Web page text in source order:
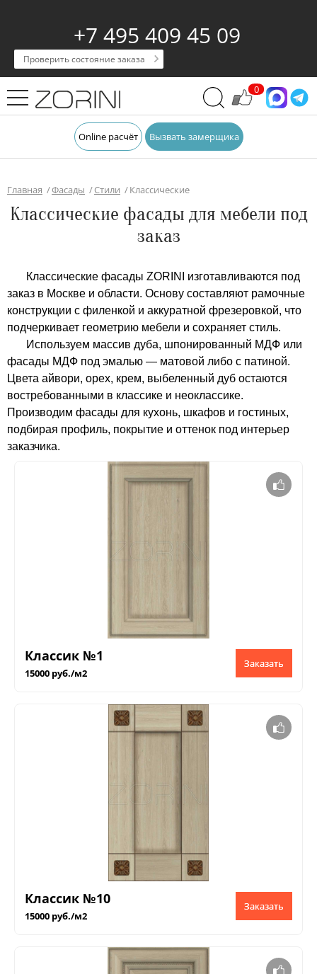
+7 495 409 45 09
Проверить состояние заказа
0
Online расчёт Вызвать замерщика
Главная Фасады Стили Классические
Классические фасады для мебели под
заказ
Классические фасады ZORINI изготавливаются под
заказ в Москве и области. Основу составляют рамочные
конструкции с филенкой и аккуратной фрезеровкой, что
подчеркивает геометрию мебели и сохраняет стиль.
Используем массив дуба, шпонированный МДФ или
фасады МДФ под эмалью — матовой либо с патиной.
Цвета айвори, орех, крем, выбеленный дуб остаются
востребованными в классике и неоклассике.
Производим фасады для кухонь, шкафов и гостиных,
подбирая профиль, покрытие и оттенок под интерьер
заказчика.
Классик №1
15000 руб./м2
Заказать
Классик №10
15000 руб./м2
Заказать